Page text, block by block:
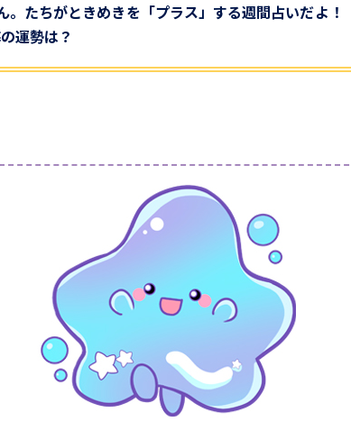
。たちがときめきを「プラス」する週間占いだよ！
運勢は？